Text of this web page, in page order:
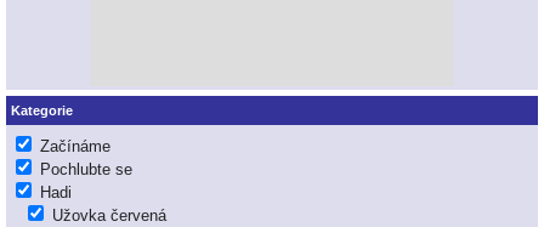
Kategorie
Začínáme
Pochlubte se
Hadi
Užovka červená